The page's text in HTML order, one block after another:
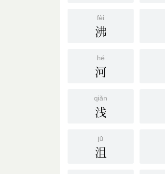
fèi
沸
hé
河
qiǎn
浅
jǔ
沮